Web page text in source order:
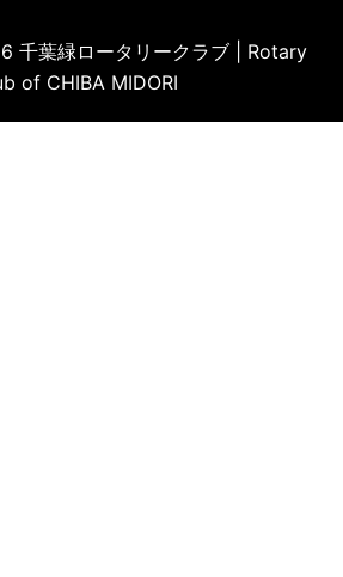
葉緑ロータリークラブ | Rotary
of CHIBA MIDORI